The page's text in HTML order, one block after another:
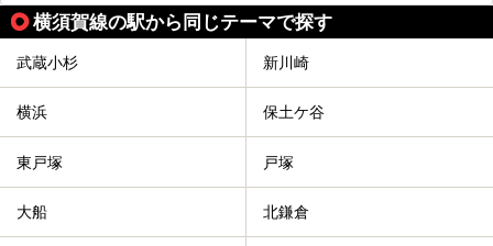
横須賀線の駅から同じテーマで探す
武蔵小杉 新川崎
横浜 保土ケ谷
東戸塚 戸塚
大船 北鎌倉